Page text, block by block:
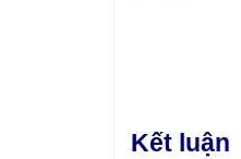
Kết luận